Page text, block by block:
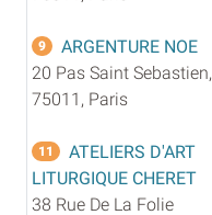
9
ARGENTURE NOE
20 Pas Saint Sebastien,
75011, Paris
11
ATELIERS D'ART
LITURGIQUE CHERET
38 Rue De La Folie